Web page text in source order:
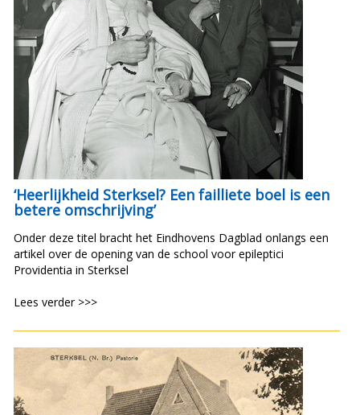
‘Heerlijkheid Sterksel? Een failliete boel is een
betere omschrijving’
Onder deze titel bracht het Eindhovens Dagblad onlangs een
artikel over de opening van de school voor epileptici
Providentia in Sterksel
Lees verder >>>